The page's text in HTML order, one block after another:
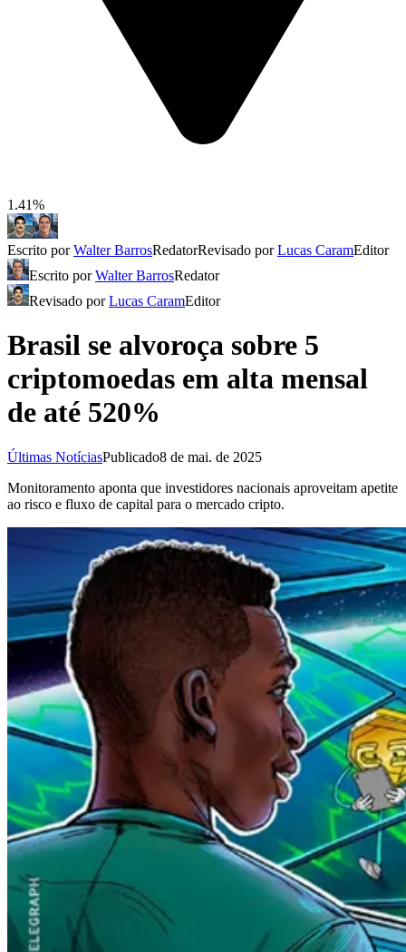
1.41%
Escrito porWalter BarrosRedatorRevisado porLucas CaramEditor
Escrito porWalter BarrosRedator
Revisado porLucas CaramEditor
Brasil se alvoroça sobre 5
criptomoedas em alta mensal
de até 520%
Últimas NotíciasPublicado8 de mai. de 2025
Monitoramento aponta que investidores nacionais aproveitam apetite
ao risco e fluxo de capital para o mercado cripto.